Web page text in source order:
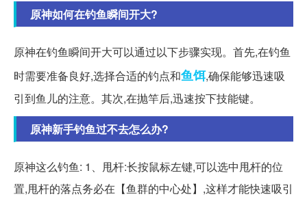
原神如何在钓鱼瞬间开大?
原神在钓鱼瞬间开大可以通过以下步骤实现。首先,在钓鱼
时需要准备良好,选择合适的钓点和鱼饵,确保能够迅速吸
引到鱼儿的注意。其次,在抛竿后,迅速按下技能键。
原神新手钓鱼过不去怎么办?
原神这么钓鱼: 1、甩杆:长按鼠标左键,可以选中甩杆的位
置,甩杆的落点务必在【鱼群的中心处】,这样才能快速吸引